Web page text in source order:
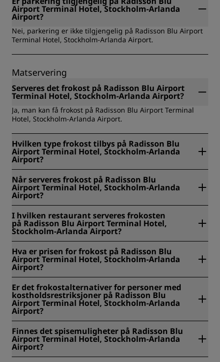
Airport Terminal Hotel, Stockholm-Arlanda
Airport?
Nei, parkering er ikke tilgjengelig på Radisson Blu Airport
Terminal Hotel, Stockholm-Arlanda Airport.
Matservering
Serveres det frokost på Radisson Blu Airport
Terminal Hotel, Stockholm-Arlanda Airport?
Ja, man kan få frokost på Radisson Blu Airport Terminal
Hotel, Stockholm-Arlanda Airport.
Hvilken type frokost tilbys på Radisson Blu
Airport Terminal Hotel, Stockholm-Arlanda
Airport?
Radisson Blu Airport Terminal Hotel, Stockholm-Arlanda
Airport tilbyr følgende typer frokost: Grab & Go,
romservice, buffet.
Når serveres frokost på Radisson Blu
Airport Terminal Hotel, Stockholm-Arlanda
Airport?
Airport serveres frokosten kl. 04.30–10.00 fra mandag til
fredag og kl. 04.30–10.00 i helgene og på helligdager.
Frokost på rommet serveres fra kl. 05.00 til 10.00.
I hvilken restaurant serveres frokosten
på Radisson Blu Airport Terminal Hotel,
Stockholm-Arlanda Airport?
På Radisson Blu Airport Terminal Hotel, Stockholm-Arlanda
Airport serveres frokosten på Sky Horizon.
Hva er prisen for frokost på Radisson Blu
Airport Terminal Hotel, Stockholm-Arlanda
Airport?
Airport er prisen for frokost SEK 189 for voksne og SEK
94,50 for barn under 12 år.
Er det frokostalternativer for personer med
kostholdsrestriksjoner på Radisson Blu
Airport Terminal Hotel, Stockholm-Arlanda
Airport?
På Radisson Blu Airport Terminal Hotel, Stockholm-Arlanda
Airport tilbyr vi følgende frokostalternativer for personer
med kostholdsrestriksjoner: glutenfri, laktosefri, vegansk,
økologisk og vegetarisk.
Finnes det spisemuligheter på Radisson Blu
Airport Terminal Hotel, Stockholm-Arlanda
Airport?